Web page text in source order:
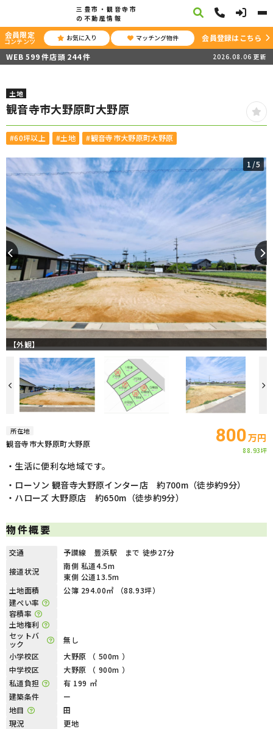
三豊市・観音寺市
の不動産情報
会員限定
コンテンツ お気に入り マッチング物件
会員登録はこちら
WEB 599件店頭 244件 2026.08.06 更新
土地
観音寺市大野原町大野原
#60坪以上 #土地 #観音寺市大野原町大野原
1 /5
【外観】
所在地
観音寺市大野原町大野原 800万円
88.93坪
・生活に便利な地域です。
・ローソン 観音寺大野原インター店 約700m（徒歩約9分）
・ハローズ 大野原店 約650m（徒歩約9分）
物件概要
交通
予讃線 豊浜駅 まで 徒歩27分
接道状況
南側 私道4.5m
東側 公道13.5m
土地面積
公簿 294.00㎡ （88.93坪）
建ぺい率
容積率
土地権利
セットバ
ック
無し
小学校区
大野原 （ 500m ）
中学校区
大野原 （ 900m ）
私道負担
有 199 ㎡
建築条件
ー
地目
田
現況
更地